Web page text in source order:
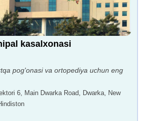
kasalxonasi
pog'onasi va ortopediya uchun eng
6, Main Dwarka Road, Dwarka, New